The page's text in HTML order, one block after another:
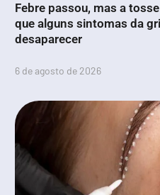
Febre passou, mas a
que alguns sintomas da
desaparecer
6 de agosto de 2026